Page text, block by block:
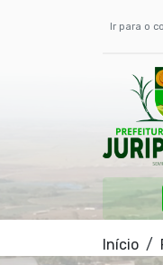
Ir para o
Início